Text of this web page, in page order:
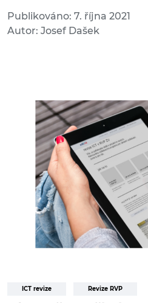
Publikováno: 7. října 2021
Autor: Josef Dašek
ICT revize Revize RVP